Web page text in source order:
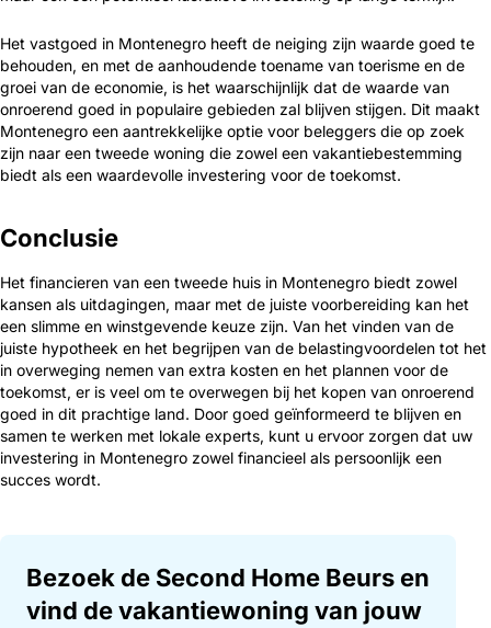
Het vastgoed in Montenegro heeft de neiging zijn waarde goed te
behouden, en met de aanhoudende toename van toerisme en de
groei van de economie, is het waarschijnlijk dat de waarde van
onroerend goed in populaire gebieden zal blijven stijgen. Dit maakt
Montenegro een aantrekkelijke optie voor beleggers die op zoek
zijn naar een tweede woning die zowel een vakantiebestemming
biedt als een waardevolle investering voor de toekomst.
Conclusie
Het financieren van een tweede huis in Montenegro biedt zowel
kansen als uitdagingen, maar met de juiste voorbereiding kan het
een slimme en winstgevende keuze zijn. Van het vinden van de
juiste hypotheek en het begrijpen van de belastingvoordelen tot het
in overweging nemen van extra kosten en het plannen voor de
toekomst, er is veel om te overwegen bij het kopen van onroerend
goed in dit prachtige land. Door goed geïnformeerd te blijven en
samen te werken met lokale experts, kunt u ervoor zorgen dat uw
investering in Montenegro zowel financieel als persoonlijk een
succes wordt.
Bezoek de Second Home Beurs en
vind de vakantiewoning van jouw